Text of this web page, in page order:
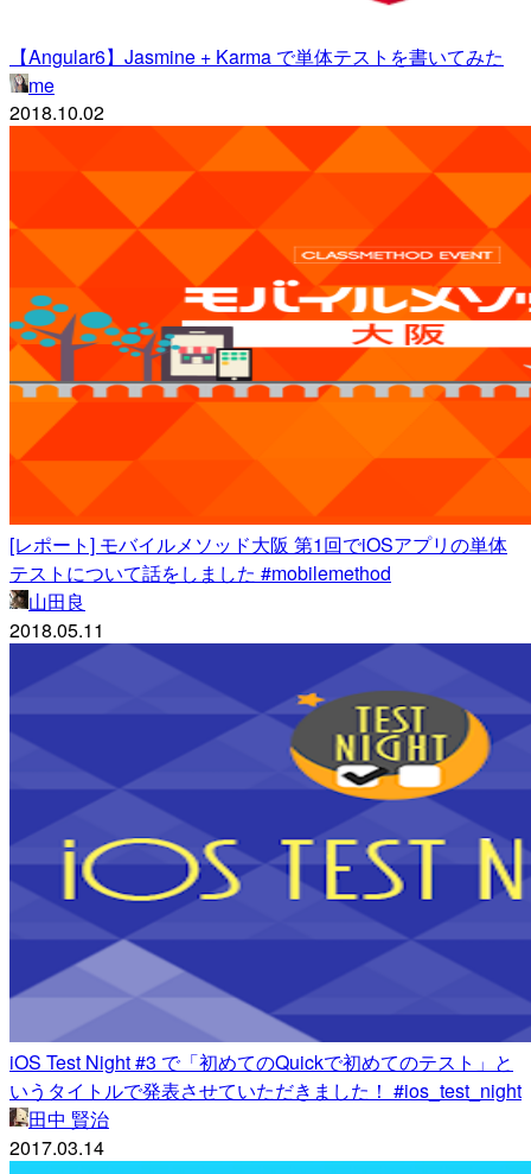
【Angular6】Jasmine + Karma で単体テストを書いてみた
me
2018.10.02
[レポート] モバイルメソッド大阪 第1回でiOSアプリの単体
テストについて話をしました #mobilemethod
山田良
2018.05.11
iOS Test Night #3 で「初めてのQuickで初めてのテスト」と
いうタイトルで発表させていただきました！ #ios_test_night
田中 賢治
2017.03.14